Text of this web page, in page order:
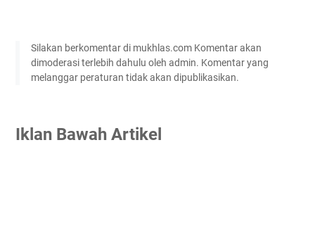
Silakan berkomentar di mukhlas.com Komentar akan
dimoderasi terlebih dahulu oleh admin. Komentar yang
melanggar peraturan tidak akan dipublikasikan.
Iklan Bawah Artikel